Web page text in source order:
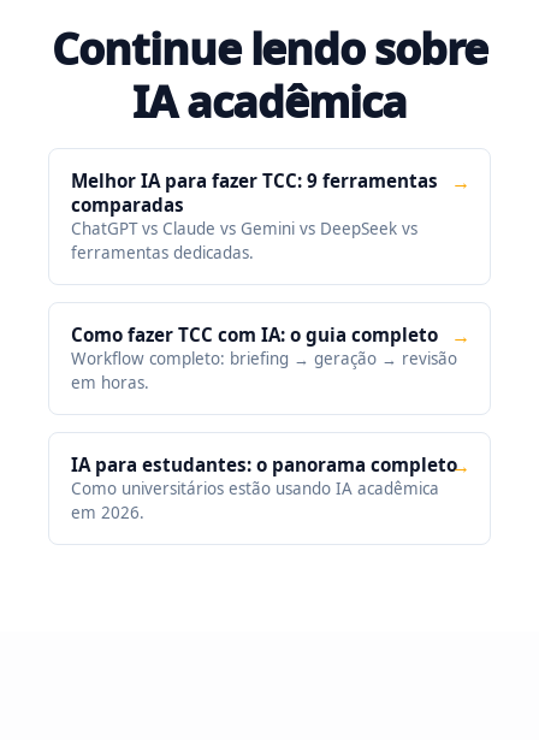
Continue lendo sobre
IA acadêmica
Melhor IA para fazer TCC: 9 ferramentas
comparadas
ChatGPT vs Claude vs Gemini vs DeepSeek vs
ferramentas dedicadas.
→
Como fazer TCC com IA: o guia completo
Workflow completo: briefing → geração → revisão
em horas.
→
IA para estudantes: o panorama completo
Como universitários estão usando IA acadêmica
em 2026.
→